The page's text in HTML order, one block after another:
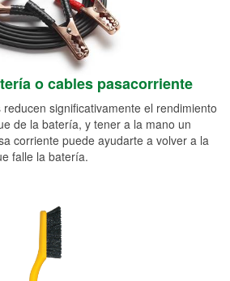
o cables pasacorriente
significativamente el rendimiento
de la batería, y tener a la mano un
corriente puede ayudarte a volver a la
falle la batería.